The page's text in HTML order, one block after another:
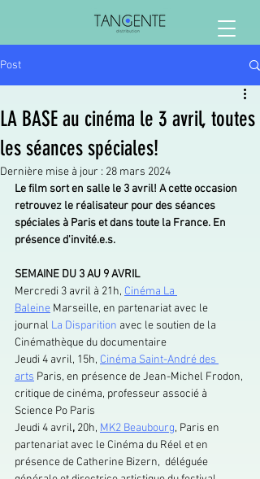
Post
LA BASE au cinéma le 3 avril, toutes
les séances spéciales!
Dernière mise à jour : 28 mars 2024
Le film sort en salle le 3 avril! A cette occasion
retrouvez le réalisateur pour des séances
spéciales à Paris et dans toute la France. En
présence d'invité.e.s.
SEMAINE DU 3 AU 9 AVRIL
Mercredi 3 avril à 21h, Cinéma La
Baleine Marseille, en partenariat avec le
journal La Disparition avec le soutien de la
Cinémathèque du documentaire
Jeudi 4 avril, 15h, Cinéma Saint-André des
arts Paris, en présence de Jean-Michel Frodon,
critique de cinéma, professeur associé à
Science Po Paris
Jeudi 4 avril, 20h, MK2 Beaubourg, Paris en
partenariat avec le Cinéma du Réel et en
présence de Catherine Bizern,  déléguée